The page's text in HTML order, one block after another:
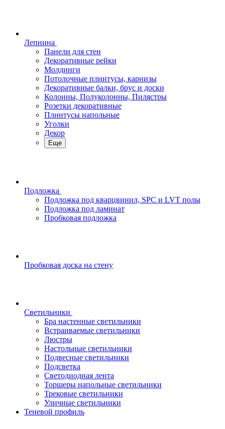
Лепнина
Панели для стен
Декоративные рейки
Молдинги
Потолочные плинтусы, карнизы
Декоративные балки, брус и доски
Колонны, Полуколонны, Пилястры
Розетки декоративные
Плинтусы напольные
Уголки
Декор
Еще
Подложка
Подложка под кварцвинил, SPC и LVT полы
Подложка под ламинат
Пробковая подложка
Пробковая доска на стену
Светильники
Бра настенные светильники
Встраиваемые светильники
Люстры
Настольные светильники
Подвесные светильники
Подсветка
Светодиодная лента
Торшеры напольные светильники
Трековые светильники
Уличные светильники
Теневой профиль